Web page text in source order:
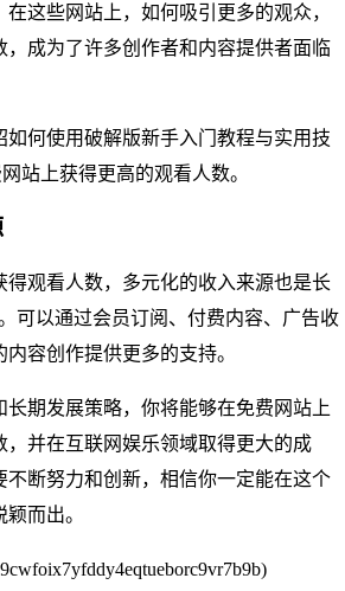
这些网站上，如何吸引更多的观众，
，成为了许多创作者和内容提供者面临
如何使用破解版新手入门教程与实用技
站上获得更高的观看人数。
得观看人数，多元化的收入来源也是长
可以通过会员订阅、付费内容、广告收
容创作提供更多的支持。
长期发展策略，你将能够在免费网站上
，并在互联网娱乐领域取得更大的成
不断努力和创新，相信你一定能在这个
而出。